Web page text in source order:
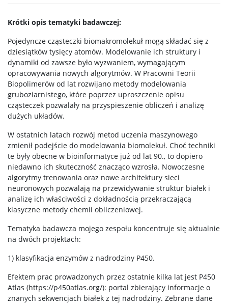
Program MOST
Koła naukowe
Oprogramowanie
STUDENT STUDENTOWI
Doktoranci
Szkoła Doktorska Nauk Ścisłych i Przyrodniczych
Archiwum
Studia doktoranckie
RadFarm
Krótki opis tematyki badawczej:
Pojedyncze cząsteczki biomakromolekuł mogą składać się z
dziesiątków tysięcy atomów. Modelowanie ich struktury i
dynamiki od zawsze było wyzwaniem, wymagającym
opracowywania nowych algorytmów. W Pracowni Teorii
Biopolimerów od lat rozwijano metody modelowania
gruboziarnistego, które poprzez uproszczenie opisu
cząsteczek pozwalały na przyspieszenie obliczeń i analizę
dużych układów.
W ostatnich latach rozwój metod uczenia maszynowego
zmienił podejście do modelowania biomolekuł. Choć techniki
te były obecne w bioinformatyce już od lat 90., to dopiero
niedawno ich skuteczność znacząco wzrosła. Nowoczesne
algorytmy trenowania oraz nowe architektury sieci
neuronowych pozwalają na przewidywanie struktur białek i
analizę ich właściwości z dokładnością przekraczającą
klasyczne metody chemii obliczeniowej.
Tematyka badawcza mojego zespołu koncentruje się aktualnie
na dwóch projektach:
1) klasyfikacja enzymów z nadrodziny P450.
Efektem prac prowadzonych przez ostatnie kilka lat jest P450
Atlas (https://p450atlas.org/): portal zbierający informacje o
znanych sekwencjach białek z tej nadrodziny. Zebrane dane